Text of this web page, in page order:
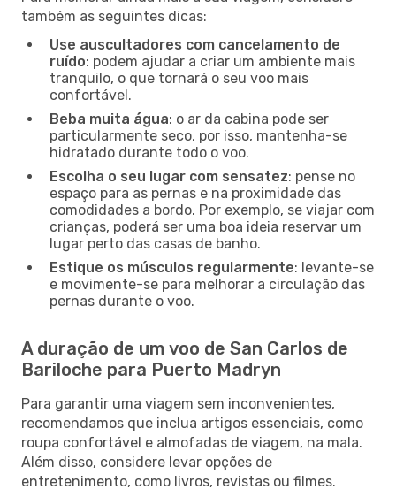
também as seguintes dicas:
Use auscultadores com cancelamento de
ruído: podem ajudar a criar um ambiente mais
tranquilo, o que tornará o seu voo mais
confortável.
Beba muita água: o ar da cabina pode ser
particularmente seco, por isso, mantenha-se
hidratado durante todo o voo.
Escolha o seu lugar com sensatez: pense no
espaço para as pernas e na proximidade das
comodidades a bordo. Por exemplo, se viajar com
crianças, poderá ser uma boa ideia reservar um
lugar perto das casas de banho.
Estique os músculos regularmente: levante-se
e movimente-se para melhorar a circulação das
pernas durante o voo.
A duração de um voo de San Carlos de
Bariloche para Puerto Madryn
Para garantir uma viagem sem inconvenientes,
recomendamos que inclua artigos essenciais, como
roupa confortável e almofadas de viagem, na mala.
Além disso, considere levar opções de
entretenimento, como livros, revistas ou filmes.